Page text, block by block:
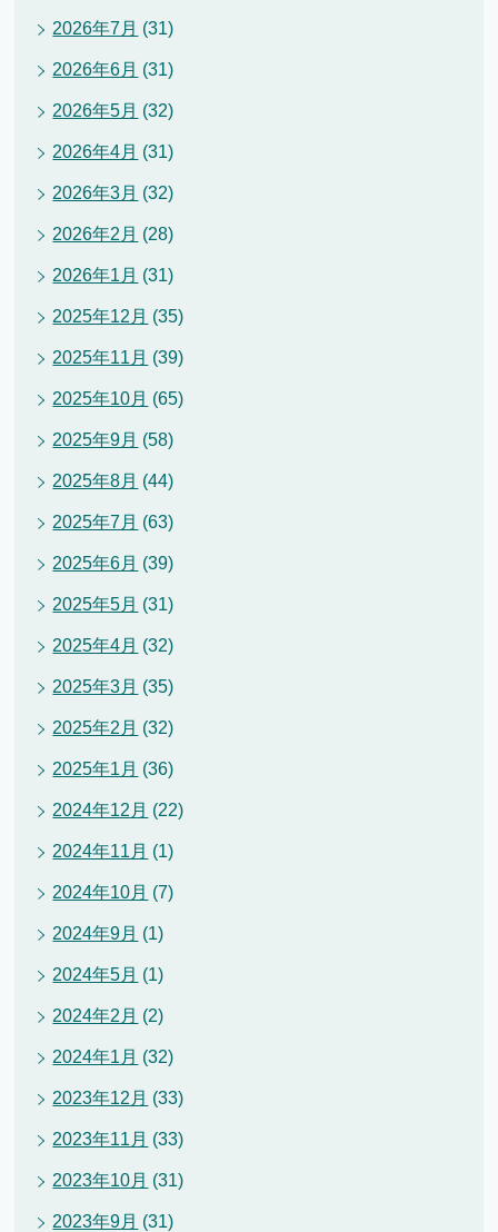
2026年7月 (31)
2026年6月 (31)
2026年5月 (32)
2026年4月 (31)
2026年3月 (32)
2026年2月 (28)
2026年1月 (31)
2025年12月 (35)
2025年11月 (39)
2025年10月 (65)
2025年9月 (58)
2025年8月 (44)
2025年7月 (63)
2025年6月 (39)
2025年5月 (31)
2025年4月 (32)
2025年3月 (35)
2025年2月 (32)
2025年1月 (36)
2024年12月 (22)
2024年11月 (1)
2024年10月 (7)
2024年9月 (1)
2024年5月 (1)
2024年2月 (2)
2024年1月 (32)
2023年12月 (33)
2023年11月 (33)
2023年10月 (31)
2023年9月 (31)